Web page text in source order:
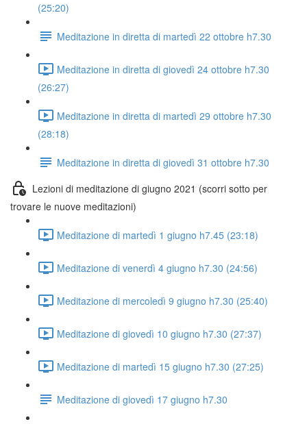
(25:20)
Meditazione in diretta di martedì 22 ottobre h7.30
Meditazione in diretta di giovedì 24 ottobre h7.30
(26:27)
Meditazione in diretta di martedì 29 ottobre h7.30
(28:18)
Meditazione in diretta di giovedì 31 ottobre h7.30
Lezioni di meditazione di giugno 2021 (scorri sotto per
trovare le nuove meditazioni)
Meditazione di martedì 1 giugno h7.45 (23:18)
Meditazione di venerdì 4 giugno h7.30 (24:56)
Meditazione di mercoledì 9 giugno h7.30 (25:40)
Meditazione di giovedì 10 giugno h7.30 (27:37)
Meditazione di martedì 15 giugno h7.30 (27:25)
Meditazione di giovedì 17 giugno h7.30